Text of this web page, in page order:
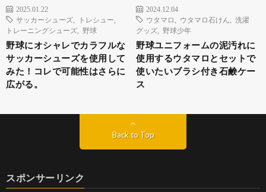
2025.01.22
サッカーシューズ
トレシュー
トレーニングシューズ
野球
野球にオシャレでカラフルな
サッカーシューズを使用して
みた！コレで可能性はさらに
広がる。
2024.12.04
ウタマロ
ウタマロ石けん
洗濯
グッズ
野球少年
野球ユニフォームの泥汚れに
使用するウタマロとセットで
使いたいブラシ付き石鹸ケー
ス
Back to Top
スポンサーリンク